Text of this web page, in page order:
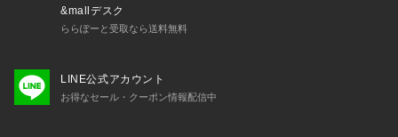
【商品のお気に入り登録について】
「カートに入れる」右側のハートマークを押していただくと、
【再入荷お知らせについて】
「カートに入れる」から「再入荷お知らせ」を押していただく
&mallデスク
ららぽーと受取なら送料無料
LINE公式アカウント
お得なセール・クーポン情報配信中